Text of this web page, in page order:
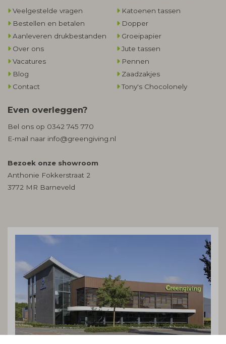
Veelgestelde vragen
Bestellen en betalen
Aanleveren drukbestanden
Over ons
Vacatures
Blog
Contact
Katoenen tassen
Dopper
Groeipapier
Jute tassen
Pennen
Zaadzakjes
Tony's Chocolonely
Even overleggen?
Bel ons op 0342 745 770
E-mail naar info@greengiving.nl
Bezoek onze showroom
Anthonie Fokkerstraat 2
3772 MR Barneveld